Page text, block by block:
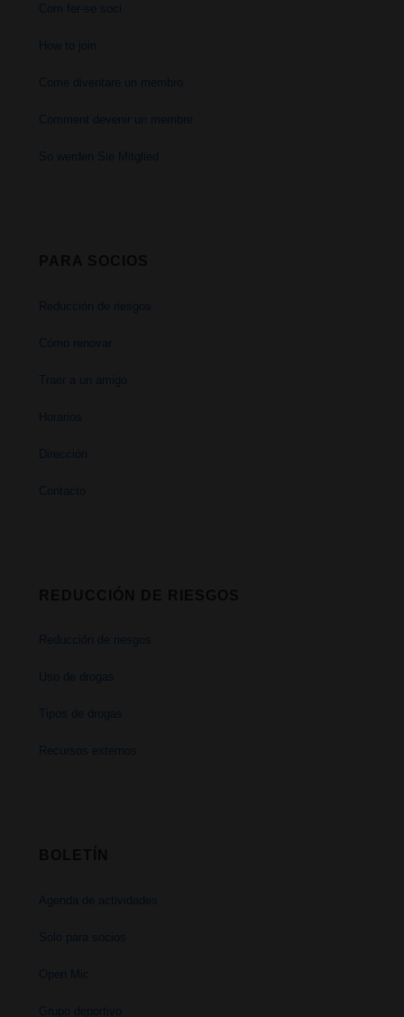
Com fer-se soci
How to join
Come diventare un membro
Comment devenir un membre
So werden Sie Mitglied
Reducción de riesgos
Cómo renovar
Traer a un amigo
Horarios
Dirección
Contacto
Reducción de riesgos
Uso de drogas
Tipos de drogas
Recursos externos
Agenda de actividades
Solo para socios
Open Mic
Grupo deportivo